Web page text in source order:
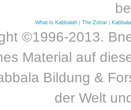
What Is Kabbalah |The Zohar
©1996-2013.
Material auf
Bildung &
der Welt